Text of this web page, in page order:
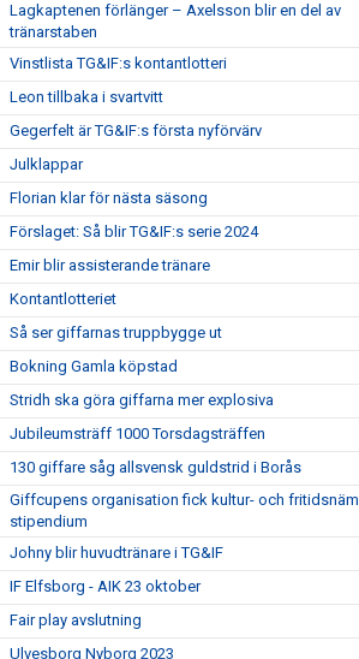
Lagkaptenen förlänger – Axelsson blir en del av
tränarstaben
Vinstlista TG&IF:s kontantlotteri
Leon tillbaka i svartvitt
Gegerfelt är TG&IF:s första nyförvärv
Julklappar
Florian klar för nästa säsong
Förslaget: Så blir TG&IF:s serie 2024
Emir blir assisterande tränare
Kontantlotteriet
Så ser giffarnas truppbygge ut
Bokning Gamla köpstad
Stridh ska göra giffarna mer explosiva
Jubileumsträff 1000 Torsdagsträffen
130 giffare såg allsvensk guldstrid i Borås
Giffcupens organisation fick kultur- och
stipendium
Johny blir huvudtränare i TG&IF
IF Elfsborg - AIK 23 oktober
Fair play avslutning
Ulvesborg Nyborg 2023